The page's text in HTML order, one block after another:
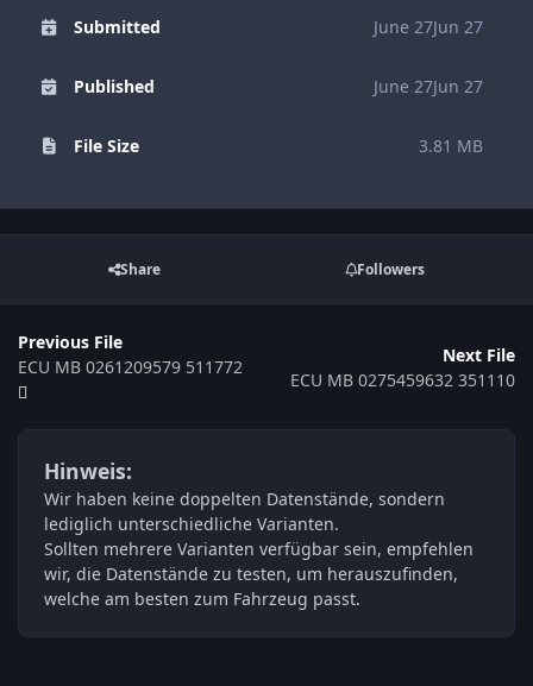
Submitted June 27Jun 27
Published June 27Jun 27
File Size 3.81 MB
Share Followers
Previous File
ECU MB 0261209579 511772
Next File
ECU MB 0275459632 351110
Hinweis:
Wir haben keine doppelten Datenstände, sondern
lediglich unterschiedliche Varianten.
Sollten mehrere Varianten verfügbar sein, empfehlen
wir, die Datenstände zu testen, um herauszufinden,
welche am besten zum Fahrzeug passt.